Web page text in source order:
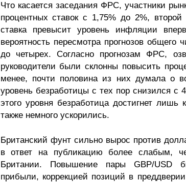
Что касается заседания ФРС, участники
процентных ставок с 1,75% до 2%,
ставка превысит уровень инфляции
вероятность пересмотра прогнозов
до четырех. Согласно прогнозам ФРС,
руководители были склонны повысить
менее, почти половина из них думала о
уровень безработицы с тех пор снизился
этого уровня безработица достигнет
также немного ускорились.
Британский фунт сильно вырос против
в ответ на публикацию более слабым,
Британии. Повышение пары GBP/USD
прибыли, коррекцией позиций в